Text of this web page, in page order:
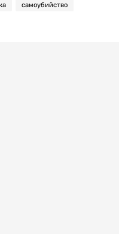
самоубийство